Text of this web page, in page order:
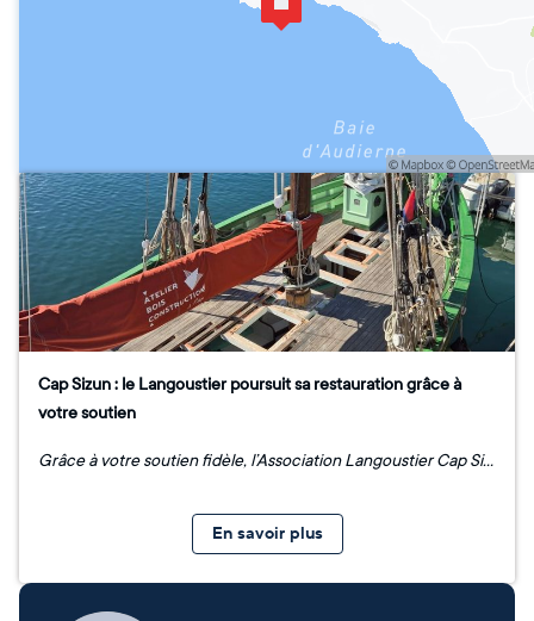
Cap Sizun : le Langoustier poursuit sa restauration grâce à
votre soutien
Grâce à votre soutien fidèle, l’Association Langoustier Cap Sizun poursuit depuis bientôt deux ans un ambitieux programme de restauration du bateau, avec l’appui du Département du Finistère, de la Région Bretagne, des communes d’Audierne et du Cap Sizun, ainsi que de la Fondation du patrimoine. L’objectif : redonner toute sa splendeur au langoustier d’ici 2026, année qui verra notamment l’installation d’une nouvelle grand-voile. Ces derniers mois, plusieurs étapes importantes ont été franchies : pose d’un guindeau, confection de nouvelles voiles d’avant et de tauds de protection, révision du moteur, remplacement de la corne et du gui à rouleau. Cet hiver, les bénévoles et artisans procéderont au changement du gréement dormant. Cependant, des travaux supplémentaires ont dû être engagés après la découverte de fuites sur le pont, susceptibles d’altérer la structure du bateau. Le Chantier Le Vivier, à Lesconil, réalise actuellement la réfection partielle du pont et des hiloires de claire-voie. Parallèlement, la mise aux normes du circuit électrique et le remplacement d’éléments de sécurité seront effectués cet hiver par une entreprise de Douarnenez. Ces interventions, non prévues initialement dans le plan de financement, représentent un défi supplémentaire. L’association fait donc à nouveau appel à votre générosité pour préserver ce précieux témoin des traditions maritimes du Cap Sizun et transmettre aux jeunes générations les savoir-faire liés à la pêche et à la navigation d’autrefois.
En savoir plus